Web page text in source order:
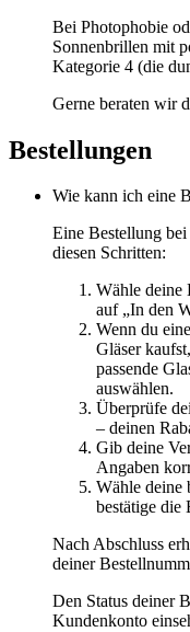
Bei Photophobie
Sonnenbrillen mit
Kategorie 4 (die
Gerne beraten wir
Bestellungen
Wie kann ich eine
Eine Bestellung
diesen Schritten:
Wähle deine
auf „In den
Wenn du
Gläser
passende
auswählen.
Überprüfe
– deinen
Gib deine
Angaben
Wähle deine
bestätige die
Nach Abschluss
deiner
Den Status deiner
Kundenkonto